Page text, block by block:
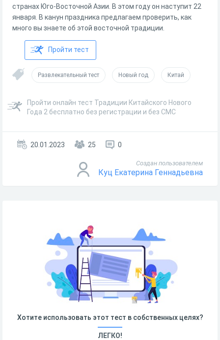
странах Юго-Восточной Азии. В этом году он наступит 22
января. В канун праздника предлагаем проверить, как
много вы знаете об этой восточной традиции.
Пройти тест
Развлекательный тест Новый год Китай
Пройти онлайн тест Традиции Китайского Нового
Года 2 бесплатно без регистрации и без СМС
20.01.2023 25 0
Создан пользователем
Куц Екатерина Геннадьевна
Хотите использовать этот тест в собственных целях?
ЛЕГКО!